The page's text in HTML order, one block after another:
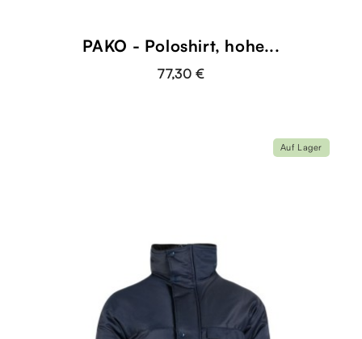
PAKO - Poloshirt, hohe...
77,30 €
Auf Lager